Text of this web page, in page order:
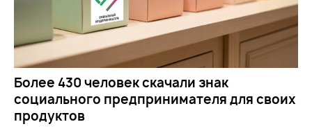
Более 430 человек скачали знак
социального предпринимателя для своих
продуктов